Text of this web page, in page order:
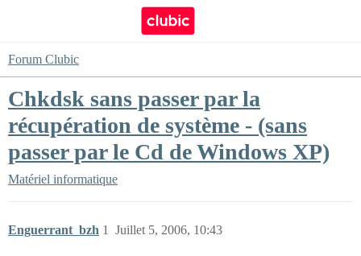
Forum Clubic
Chkdsk sans passer par la
récupération de système - (sans
passer par le Cd de Windows XP)
Matériel informatique
Enguerrant_bzh Juillet 5, 2006, 10:43
1